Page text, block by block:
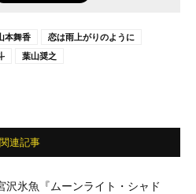
本舞香
恋は雨上がりのように
葉山奨之
関連記事
沢氷魚『ムーンライト・シャド